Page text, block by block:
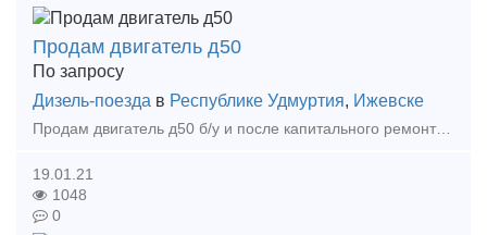
Продам двигатель д50
По запросу
Дизель-поезда в Республике Удмуртия, Ижевске
19.01.21
1048
0